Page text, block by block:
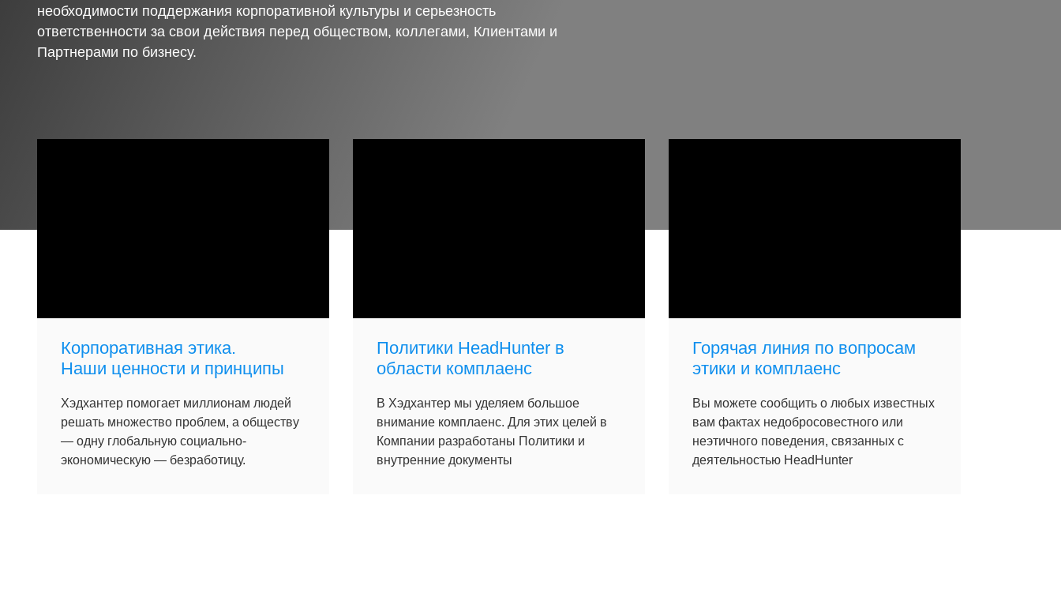
необходимости поддержания корпоративной культуры и серьезность
ответственности за свои действия перед обществом, коллегами, Клиентами и
Партнерами по бизнесу.
Корпоративная этика.
Наши ценности и принципы
Хэдхантер помогает миллионам людей
решать множество проблем, а обществу
— одну глобальную социально-
экономическую — безработицу.
Политики HeadHunter в
области комплаенс
В Хэдхантер мы уделяем большое
внимание комплаенс. Для этих целей в
Компании разработаны Политики и
внутренние документы
Горячая линия по вопросам
этики и комплаенс
Вы можете сообщить о любых известных
вам фактах недобросовестного или
неэтичного поведения, связанных с
деятельностью HeadHunter